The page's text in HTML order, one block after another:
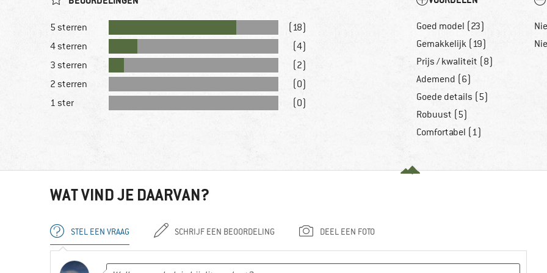
5 sterren
(18)
4 sterren
(4)
3 sterren
(2)
2 sterren
(0)
1 ster
(0)
Goed model (23)
Gemakkelijk (19)
Prijs / kwaliteit (8)
Ademend (6)
Goede details (5)
Robuust (5)
Comfortabel (1)
WAT VIND JE DAARVAN?
STEL EEN VRAAG SCHRIJF EEN BEOORDELING DEEL EEN FOTO